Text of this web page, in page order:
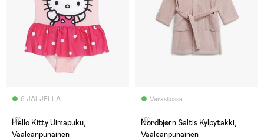
6 JÄLJELLÄ
(0)
Hello Kitty Uimapuku,
Vaaleanpunainen
Varastossa
(0)
Nordbjørn Saltis Kylpytakki,
Vaaleanpunainen